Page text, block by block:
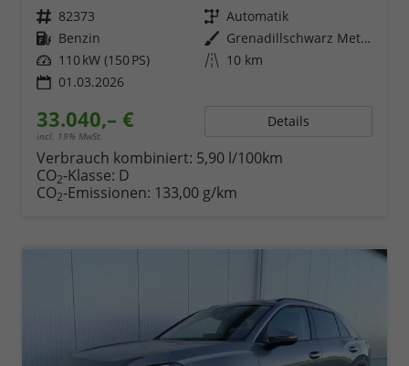
Fahrzeugnr. 82373 Getriebe Automatik
Kraftstoff Benzin Außenfarbe
Grenadillschwarz Metallic
Leistung 110 kW (150 PS) Kilometerstand 10 km
01.03.2026
33.040,– €
incl. 19% MwSt.
Details
Verbrauch kombiniert: 5,90 l/100km
CO2-Klasse: D
CO2-Emissionen: 133,00 g/km